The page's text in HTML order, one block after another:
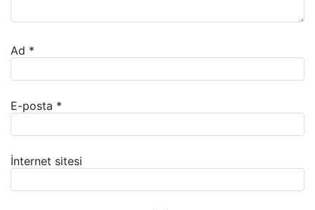
Ad *
E-posta *
İnternet sitesi